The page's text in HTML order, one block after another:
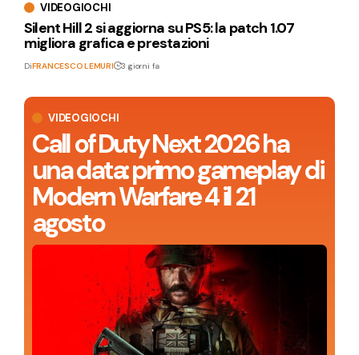
VIDEOGIOCHI
Call of Duty Next 2026 ha
una data: primo gameplay di
Modern Warfare 4 il 21
agosto
VIDEOGIOCHI
Silent Hill 2 si aggiorna su PS5: la patch 1.07
migliora grafica e prestazioni
DiFRANCESCO LEMURI 3 giorni fa